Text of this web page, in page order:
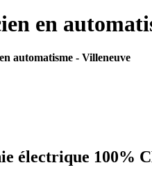
en
automatisme - Villeneuve
électrique 100%